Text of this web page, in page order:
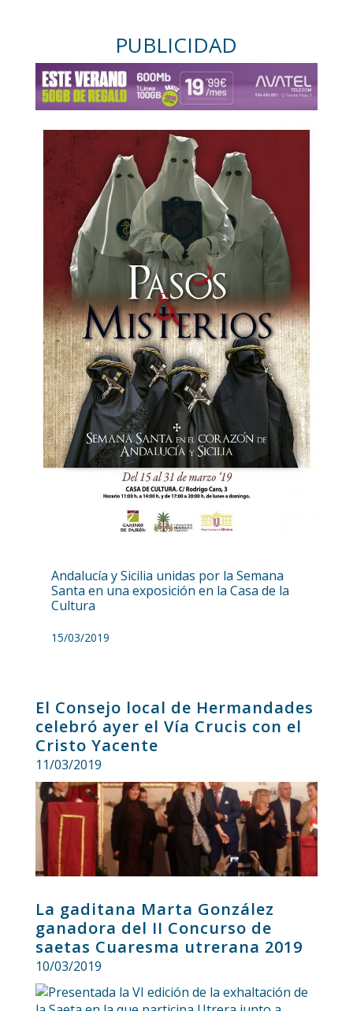
PUBLICIDAD
Andalucía y Sicilia unidas por la Semana
Santa en una exposición en la Casa de la
Cultura
15/03/2019
El Consejo local de Hermandades
celebró ayer el Vía Crucis con el
Cristo Yacente
11/03/2019
La gaditana Marta González
ganadora del II Concurso de
saetas Cuaresma utrerana 2019
10/03/2019